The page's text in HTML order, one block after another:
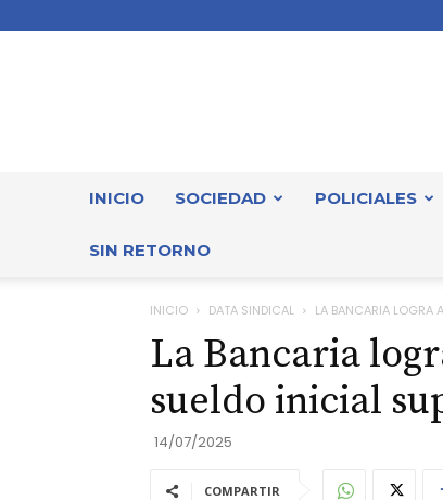
INICIO SOCIEDAD POLICIALES
SIN RETORNO
INICIO DATA SINDICAL LA BANCARIA LOGRA
La Bancaria
sueldo inicial
14/07/2025
COMPARTIR